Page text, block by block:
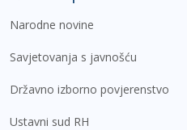
Narodne novine
Savjetovanja s javnošću
Državno izborno povjerenstvo
Ustavni sud RH